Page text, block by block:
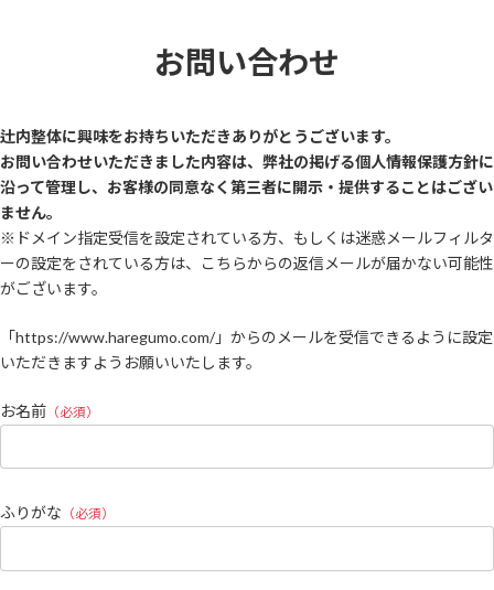
ス
キ
ッ
プ
ン
に
移
動
お問い合わせ
辻内整体に興味をお持ちいただきありがとうございます。
お問い合わせいただきました内容は、弊社の掲げる個人情報保護方針に
沿って管理し、お客様の同意なく第三者に開示・提供することはござい
ません。
※ドメイン指定受信を設定されている方、もしくは迷惑メールフィルタ
ーの設定をされている方は、こちらからの返信メールが届かない可能性
がございます。
「https://www.haregumo.com/」からのメールを受信できるように設定
いただきますようお願いいたします。
お名前 （必須）
ふりがな （必須）